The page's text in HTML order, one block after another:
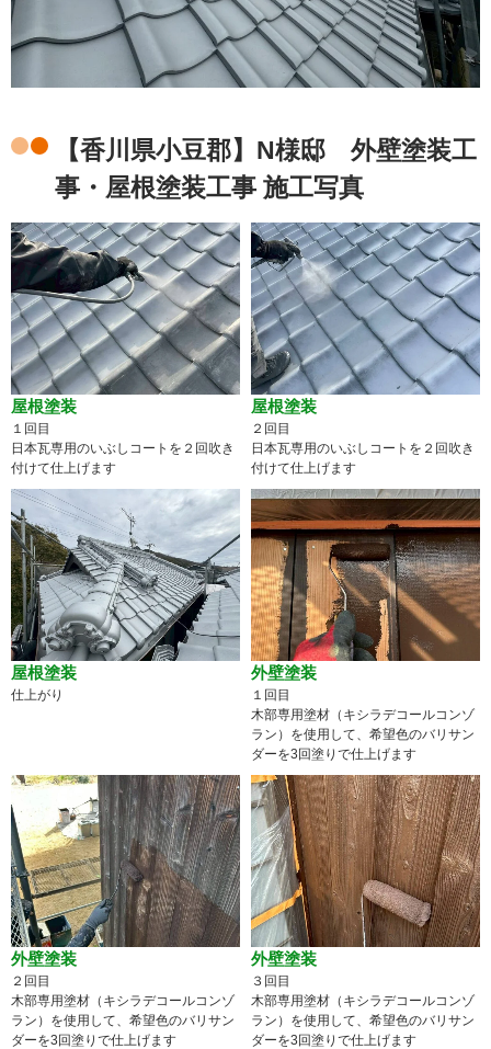
【香川県小豆郡】N様邸 外壁塗装工
事・屋根塗装工事 施工写真
屋根塗装
１回目
日本瓦専用のいぶしコートを２回吹き
付けて仕上げます
屋根塗装
２回目
日本瓦専用のいぶしコートを２回吹き
付けて仕上げます
屋根塗装
仕上がり
外壁塗装
１回目
木部専用塗材（キシラデコールコンゾ
ラン）を使用して、希望色のバリサン
ダーを3回塗りで仕上げます
外壁塗装
２回目
木部専用塗材（キシラデコールコンゾ
ラン）を使用して、希望色のバリサン
ダーを3回塗りで仕上げます
外壁塗装
３回目
木部専用塗材（キシラデコールコンゾ
ラン）を使用して、希望色のバリサン
ダーを3回塗りで仕上げます